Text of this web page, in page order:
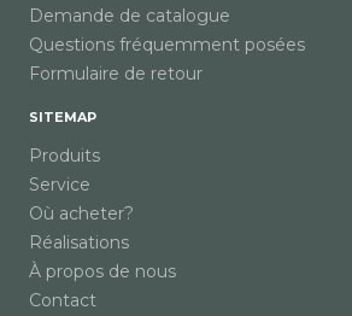
Demande de catalogue
Questions fréquemment posées
Formulaire de retour
SITEMAP
Produits
Service
Où acheter?
Réalisations
À propos de nous
Contact